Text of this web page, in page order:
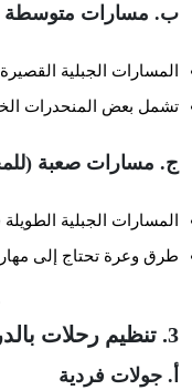
ب. مسارات متوسطة
المسارات الجبلية
تشمل بعض المنحدرات
ج. مسارات صعبة
المسارات الجبلية
طرق وعرة تحتاج إلى
3. تنظيم رحلات بالدراجات
أ. جولات فردية